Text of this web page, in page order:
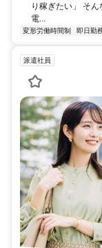
り稼ぎたい」 そん
電...
変形労働時間制 即日勤
派遣社員